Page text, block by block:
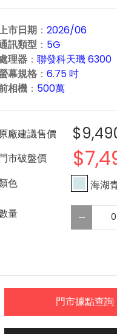
市日期 ： 2026/06
訊類型 ： 5G
理器 ： 聯發科天璣 6300
幕規格 ： 6.75 吋
相機 ： 500萬
廠建議售價
市破盤價
海湖
門市據點查詢